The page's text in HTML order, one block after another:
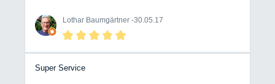
Lothar Baumgärtner -30.05.17
Super Service